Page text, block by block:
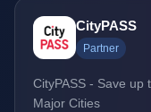
CityPASS
Partner
CityPASS - Save up
Major Cities